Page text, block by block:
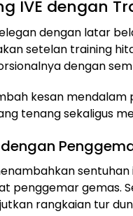
IVE dengan
dengan latar
setelan training
dengan
kesan mendalam
tenang sekaligus
penggemar gemas.
rangkaian tur